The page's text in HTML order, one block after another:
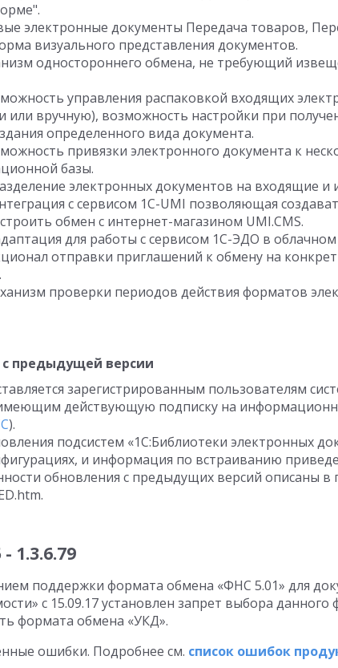
электронные документы Передача товаров,
визуального представления документов.
одностороннего обмена, не требующий
управления распаковкой входящих
или вручную), возможность настройки при
определенного вида документа.
привязки электронного документа к
базы.
электронных документов на входящие и
с сервисом 1C-UMI позволяющая
обмен с интернет-магазином UMI.CMS.
для работы с сервисом 1С-ЭДО в облачном
отправки приглашений к обмену на
проверки периодов действия форматов
предыдущей версии
зарегистрированным пользователям
действующую подписку на
).
подсистем «1С:Библиотеки электронных
и информация по встраиванию
обновления с предыдущих версий описаны в
1.3.6.79
поддержки формата обмена «ФНС 5.01» для
с 15.09.17 установлен запрет выбора
формата обмена «УКД».
ошибки. Подробнее см. список ошибок